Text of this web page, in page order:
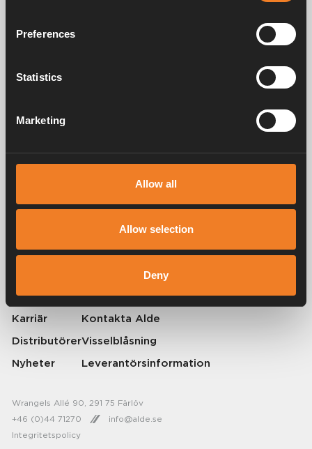
Preferences
Statistics
Marketing
Allow all
Allow selection
Deny
värmesystem för husbilar och husvagnar. Redan då förstod vi hur
© 2026 Alde International Systems AB | Part ofTruma Group
Om Alde
Karriär
Distributörer
Nyheter
Press
Kontakta Alde
Visselblåsning
Leverantörsinformation
Integritetspolicy
Wrangels Allé 90, 291 75 Färlöv
+46 (0)44 71270
info@alde.se